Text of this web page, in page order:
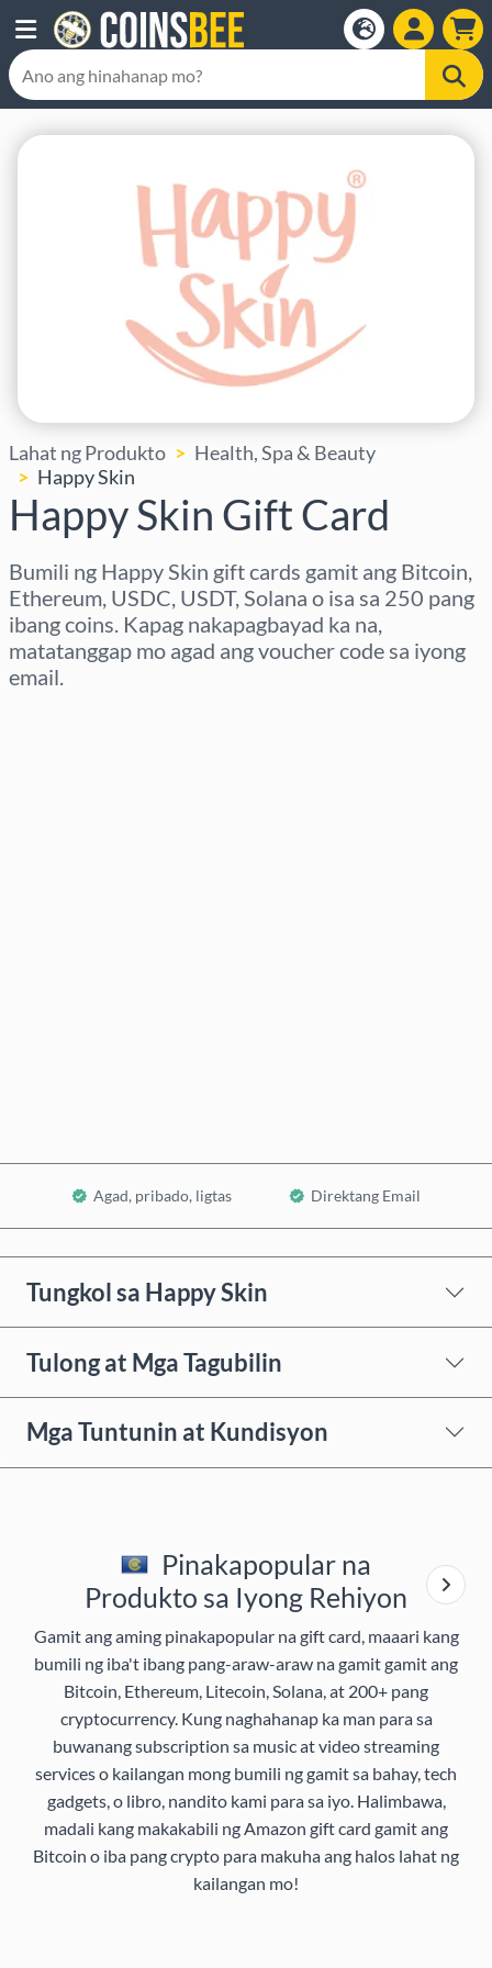
Lahat ng Produkto
Health, Spa & Beauty
Happy Skin
Happy Skin Gift Card
Bumili ng Happy Skin gift cards gamit ang Bitcoin,
Ethereum, USDC, USDT, Solana o isa sa 250 pang
ibang coins. Kapag nakapagbayad ka na,
matatanggap mo agad ang voucher code sa iyong
email.
Agad, pribado, ligtas Direktang Email
Tungkol sa Happy Skin
Tulong at Mga Tagubilin
Mga Tuntunin at Kundisyon
Pinakapopular na
Produkto sa Iyong Rehiyon
Gamit ang aming pinakapopular na gift card, maaari kang
bumili ng iba't ibang pang-araw-araw na gamit gamit ang
Bitcoin, Ethereum, Litecoin, Solana, at 200+ pang
cryptocurrency. Kung naghahanap ka man para sa
buwanang subscription sa music at video streaming
services o kailangan mong bumili ng gamit sa bahay, tech
gadgets, o libro, nandito kami para sa iyo. Halimbawa,
madali kang makakabili ng Amazon gift card gamit ang
Bitcoin o iba pang crypto para makuha ang halos lahat ng
kailangan mo!